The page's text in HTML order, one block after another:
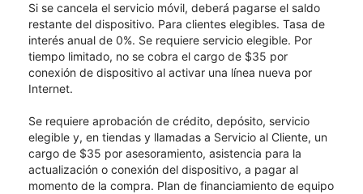
Si se cancela el servicio móvil, deberá pagarse el saldo
restante del dispositivo. Para clientes elegibles. Tasa de
interés anual de 0%. Se requiere servicio elegible. Por
tiempo limitado, no se cobra el cargo de $35 por
conexión de dispositivo al activar una línea nueva por
Internet.
Se requiere aprobación de crédito, depósito, servicio
elegible y, en tiendas y llamadas a Servicio al Cliente, un
cargo de $35 por asesoramiento, asistencia para la
actualización o conexión del dispositivo, a pagar al
momento de la compra. Plan de financiamiento de equipo